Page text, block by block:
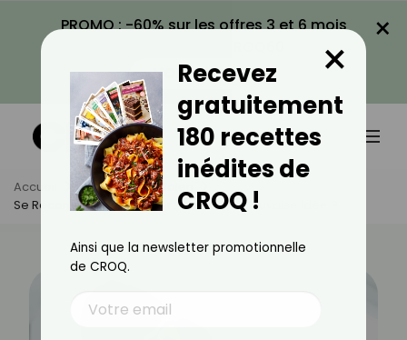
PROMO : -60% sur les offres 3 et 6 mois
VOIR LA PROMO
×
Accueil Actus
Quotidien
Se Réconcilier Sur L’oreiller : Bonne Ou Mauvaise Idée ?
Recevez
gratuitement
180 recettes
inédites de
CROQ !
×
Ainsi que la newsletter promotionnelle
de CROQ.